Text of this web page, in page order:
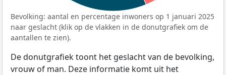
Bevolking: aantal en percentage inwoners op 1 januari 2025
naar geslacht (klik op de vlakken in de donutgrafiek om de
aantallen te zien).
De donutgrafiek toont het geslacht van de bevolking,
vrouw of man. Deze informatie komt uit het